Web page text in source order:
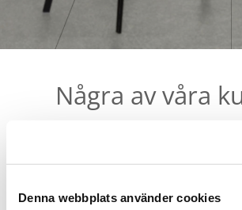
Denna webbplats använder cookies
Några av våra